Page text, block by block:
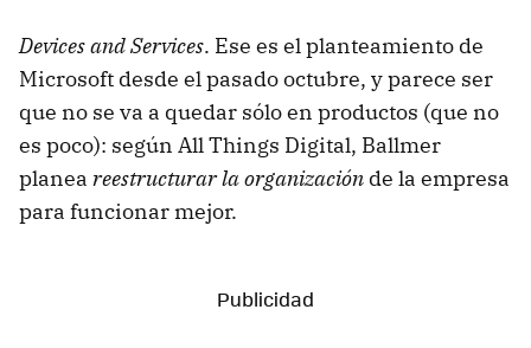
Devices and Services. Ese es el planteamiento de
Microsoft desde el pasado octubre, y parece ser
que no se va a quedar sólo en productos (que no
es poco): según All Things Digital, Ballmer
planea reestructurar la organización de la empresa
para funcionar mejor.